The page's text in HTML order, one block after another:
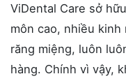
ViDental Care sở
môn cao, nhiều
răng miệng, luôn
hàng. Chính vì vậy,